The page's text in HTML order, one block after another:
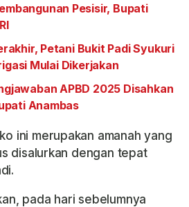
Pesisir, Bupati
Petani Bukit Padi Syukuri
Mulai Dikerjakan
APBD 2025 Disahkan
Anambas
ini merupakan amanah yang
disalurkan dengan tepat
pada hari sebelumnya